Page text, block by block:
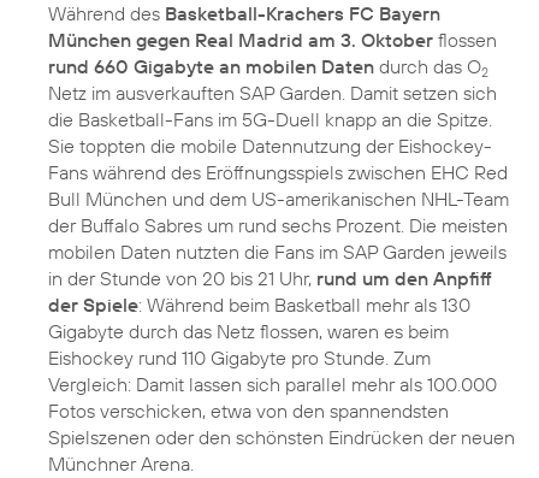
Während des Basketball-Krachers FC Bayern
München gegen Real Madrid am 3. Oktober flossen
rund 660 Gigabyte an mobilen Daten durch das O2
Netz im ausverkauften SAP Garden. Damit setzen sich
die Basketball-Fans im 5G-Duell knapp an die Spitze.
Sie toppten die mobile Datennutzung der Eishockey-
Fans während des Eröffnungsspiels zwischen EHC Red
Bull München und dem US-amerikanischen NHL-Team
der Buffalo Sabres um rund sechs Prozent. Die meisten
mobilen Daten nutzten die Fans im SAP Garden jeweils
in der Stunde von 20 bis 21 Uhr, rund um den Anpfiff
der Spiele: Während beim Basketball mehr als 130
Gigabyte durch das Netz flossen, waren es beim
Eishockey rund 110 Gigabyte pro Stunde. Zum
Vergleich: Damit lassen sich parallel mehr als 100.000
Fotos verschicken, etwa von den spannendsten
Spielszenen oder den schönsten Eindrücken der neuen
Münchner Arena.